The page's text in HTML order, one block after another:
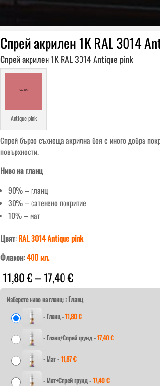
Спрей акрилен 1K RAL 3014
Спрей акрилен 1K RAL 3014 Antique pink
Antique pink
Спрей бързо съхнеща акрилна боя с много добра
повърхности.
Ниво на гланц
90% – гланц
30% – сатенено покритие
10% – мат
Цвят:RAL 3014 Antique pink
Флакон:400мл.
11,80€–17,40€Price
range:
11,80 €
through
17,40 €
Изберете ниво на гланц: : Гланц
- Гланц-11,80€
- Гланц+Спрей грунд-17,40€
- Мат-11,87€
- Мат+Спрей грунд-17,40€